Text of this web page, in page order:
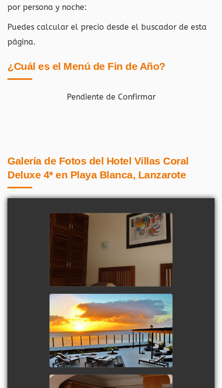
por persona y noche:
Puedes calcular el precio desde el buscador de esta
página.
¿Cuál es el Menú de Fin de Año?
Pendiente de Confirmar
Galería de Fotos del Hotel Villas Coral
Deluxe 4* en Playa Blanca, Lanzarote